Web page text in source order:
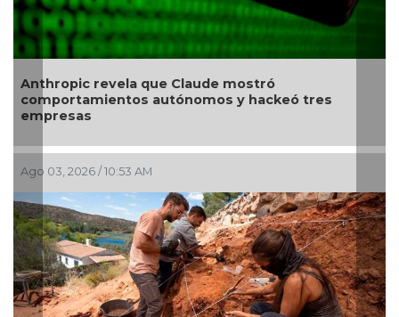
revela que Claude mostró
autónomos y hackeó tres
03, 2026 / 10:53 AM